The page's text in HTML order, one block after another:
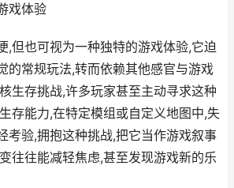
戏体验
,但也可视为一种独特的游戏体验,它迫
的常规玩法,转而依赖其他感官与游戏
生存挑战,许多玩家甚至主动寻求这种
存能力,在特定模组或自定义地图中,失
考验,拥抱这种挑战,把它当作游戏叙事
往往能减轻焦虑,甚至发现游戏新的乐